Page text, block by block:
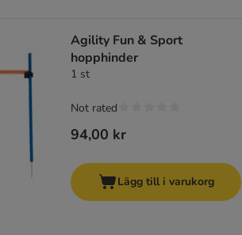
Agility Fun & Sport
hopphinder
1 st
94,00 kr
Not rated
Lägg till i varukorg